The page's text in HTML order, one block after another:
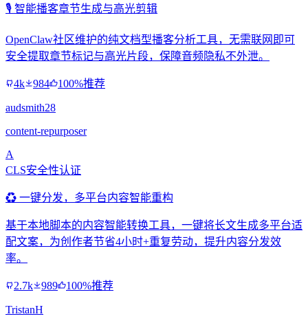
🎙️ 智能播客章节生成与高光剪辑
OpenClaw社区维护的纯文档型播客分析工具，无需联网即可
安全提取章节标记与高光片段，保障音频隐私不外泄。
4k 984 100%推荐
audsmith28
content-repurposer
A
CLS安全性认证
♻️ 一键分发，多平台内容智能重构
基于本地脚本的内容智能转换工具，一键将长文生成多平台适
配文案，为创作者节省4小时+重复劳动，提升内容分发效
率。
2.7k 989 100%推荐
TristanH